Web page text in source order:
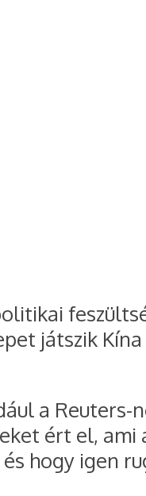
játszik
a Reuters-
ért el,
hogy igen